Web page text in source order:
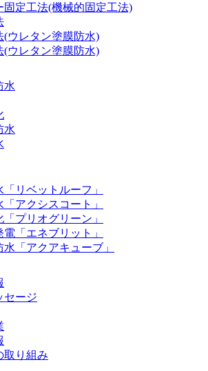
固定工法(機械的固定工法)
(ウレタン塗膜防水)
(ウレタン塗膜防水)
水
水
「リベットルーフ」
アクシスコート」
「プリオグリーン」
電「エネブリット」
水「アクアキューブ」
セージ
取り組み